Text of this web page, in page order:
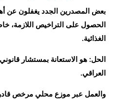
بعض المصدرين الجدد يغفلون عن
الحصول على التراخيص اللازمة،
الغذائية.
الحل: هو الاستعانة بمستشار
العراقي.
والعمل عبر موزع محلي مرخص